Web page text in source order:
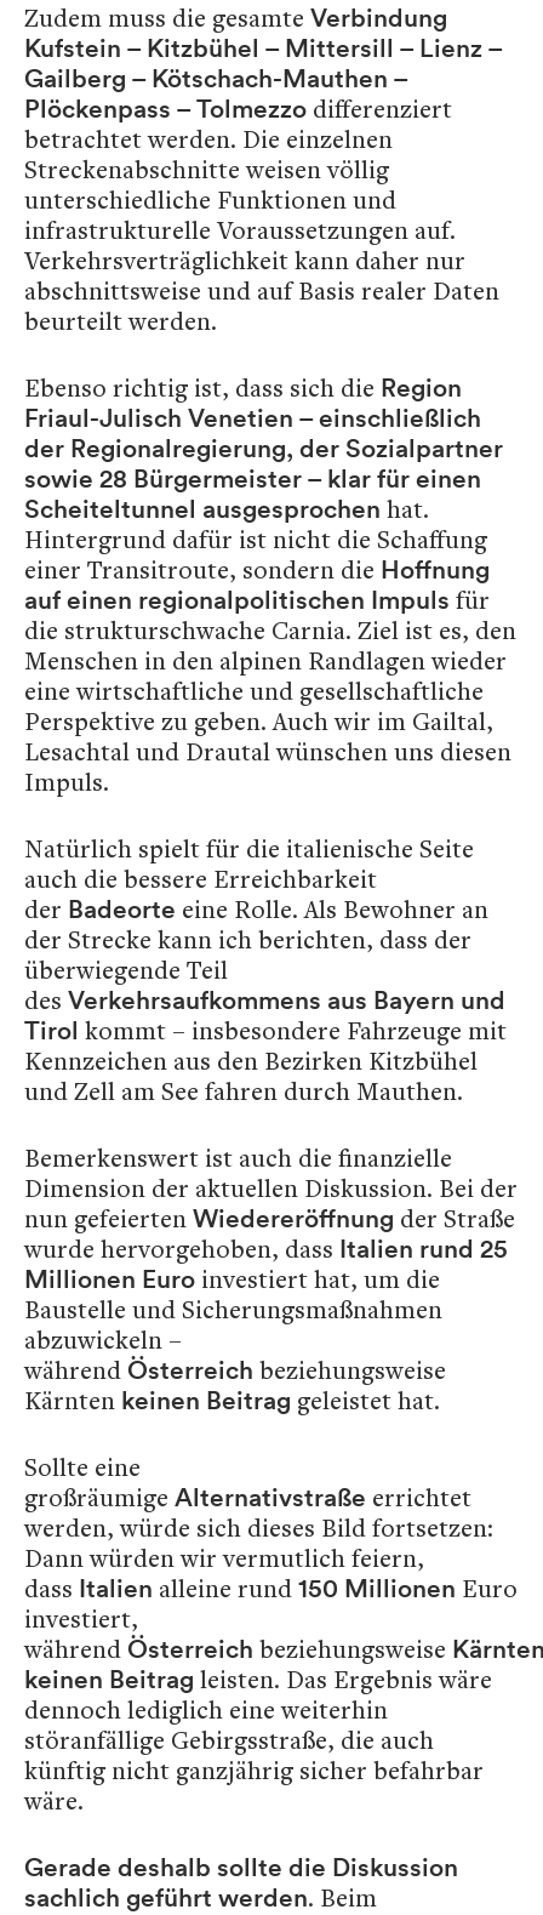
Zudem muss die gesamte Verbindung
Kufstein – Kitzbühel – Mittersill – Lienz –
Gailberg – Kötschach-Mauthen –
Plöckenpass – Tolmezzo differenziert
betrachtet werden. Die einzelnen
Streckenabschnitte weisen völlig
unterschiedliche Funktionen und
infrastrukturelle Voraussetzungen auf.
Verkehrsverträglichkeit kann daher nur
abschnittsweise und auf Basis realer Daten
beurteilt werden.
Ebenso richtig ist, dass sich die Region
Friaul-Julisch Venetien – einschließlich
der Regionalregierung, der Sozialpartner
sowie 28 Bürgermeister – klar für einen
Scheiteltunnel ausgesprochen hat.
Hintergrund dafür ist nicht die Schaffung
einer Transitroute, sondern die Hoffnung
auf einen regionalpolitischen Impuls für
die strukturschwache Carnia. Ziel ist es, den
Menschen in den alpinen Randlagen wieder
eine wirtschaftliche und gesellschaftliche
Perspektive zu geben. Auch wir im Gailtal,
Lesachtal und Drautal wünschen uns diesen
Impuls.
Natürlich spielt für die italienische Seite
auch die bessere Erreichbarkeit
der Badeorte eine Rolle. Als Bewohner an
der Strecke kann ich berichten, dass der
überwiegende Teil
des Verkehrsaufkommens aus Bayern und
Tirol kommt – insbesondere Fahrzeuge mit
Kennzeichen aus den Bezirken Kitzbühel
und Zell am See fahren durch Mauthen.
Bemerkenswert ist auch die finanzielle
Dimension der aktuellen Diskussion. Bei der
nun gefeierten Wiedereröffnung der Straße
wurde hervorgehoben, dass Italien rund 25
Millionen Euro investiert hat, um die
Baustelle und Sicherungsmaßnahmen
abzuwickeln –
während Österreich beziehungsweise
Kärnten keinen Beitrag geleistet hat.
Sollte eine
großräumige Alternativstraße errichtet
werden, würde sich dieses Bild fortsetzen:
Dann würden wir vermutlich feiern,
dass Italien alleine rund 150 Millionen Euro
investiert,
während Österreich beziehungsweise
keinen Beitrag leisten. Das Ergebnis wäre
dennoch lediglich eine weiterhin
störanfällige Gebirgsstraße, die auch
künftig nicht ganzjährig sicher befahrbar
wäre.
Gerade deshalb sollte die Diskussion
sachlich geführt werden. Beim